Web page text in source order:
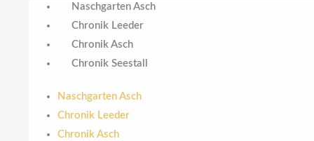
Naschgarten Asch
Chronik Leeder
Chronik Asch
Chronik Seestall
Naschgarten Asch
Chronik Leeder
Chronik Asch